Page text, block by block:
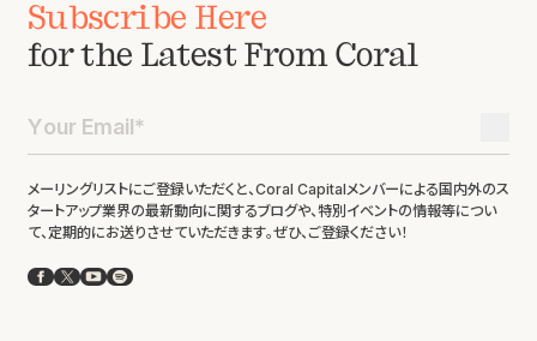
Subscribe Here
for the Latest From Coral
メーリングリストにご登録いただくと、Coral Capitalメンバーによる国内外のス
タートアップ業界の最新動向に関するブログや、特別イベントの情報等につい
て、定期的にお送りさせていただきます。ぜひ、ご登録ください！
Facebook
X YouTube
Spotify